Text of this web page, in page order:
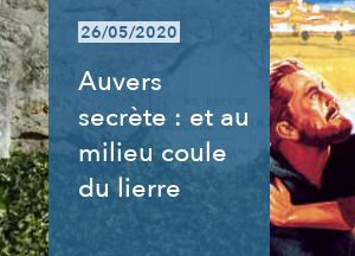
26/05/2020
Auvers
secrète : et au
milieu coule
du lierre